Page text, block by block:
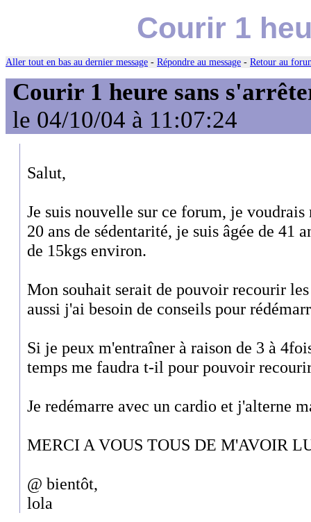
Courir 1
Aller tout en bas au dernier message - Répondre au message - Retour au
Courir 1 heure sans
le 04/10/04 à 11:07:24
Salut,
Je suis nouvelle sur ce forum, je
20 ans de sédentarité, je suis âgée de 41
de 15kgs environ.
Mon souhait serait de pouvoir recourir
aussi j'ai besoin de conseils pour
Si je peux m'entraîner à raison de 3 à
temps me faudra t-il pour pouvoir
Je redémarre avec un cardio et j'alterne
MERCI A VOUS TOUS DE M'AVOIR
@ bientôt,
lola